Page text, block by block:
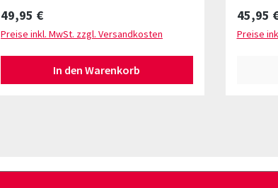
Regulärer Preis:
49,95 €
Preise inkl. MwSt. zzgl. Versandkosten
In den Warenkorb
45,95
Preise